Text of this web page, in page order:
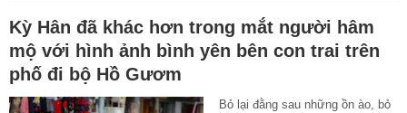
Kỳ Hân đã khác hơn trong mắt người hâm
mộ với hình ảnh bình yên bên con trai trên
phố đi bộ Hồ Gươm
Bỏ lại đằng sau những ồn ào, bỏ